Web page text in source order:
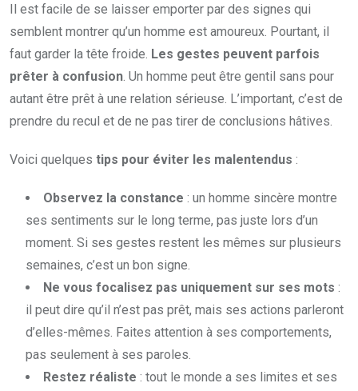
Il est facile de se laisser emporter par des signes qui
semblent montrer qu’un homme est amoureux. Pourtant, il
faut garder la tête froide. Les gestes peuvent parfois
prêter à confusion. Un homme peut être gentil sans pour
autant être prêt à une relation sérieuse. L’important, c’est de
prendre du recul et de ne pas tirer de conclusions hâtives.
Voici quelques tips pour éviter les malentendus :
Observez la constance : un homme sincère montre
ses sentiments sur le long terme, pas juste lors d’un
moment. Si ses gestes restent les mêmes sur plusieurs
semaines, c’est un bon signe.
Ne vous focalisez pas uniquement sur ses mots :
il peut dire qu’il n’est pas prêt, mais ses actions parleront
d’elles-mêmes. Faites attention à ses comportements,
pas seulement à ses paroles.
Restez réaliste : tout le monde a ses limites et ses